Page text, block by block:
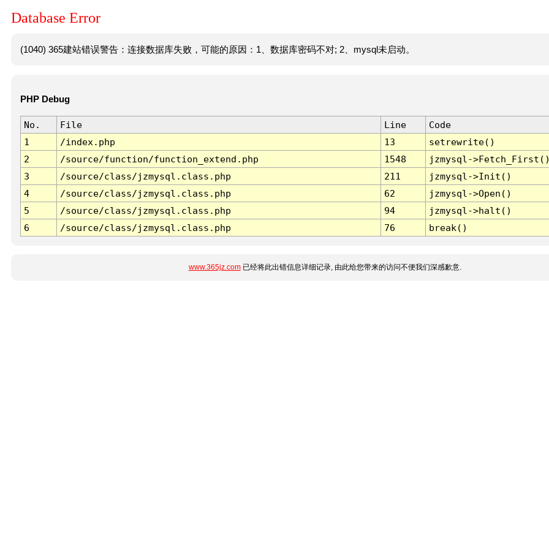
Database Error
(1040) 365建站错误警告：连接数据库失败，可能的原因：1、数据库密码不对; 2、mysql未启动。
PHP Debug
No. File Line
Code
1
/index.php 13
setrewrite()
2
/source/function/function_extend.php 1548
jzmysql-
3
/source/class/jzmysql.class.php 211
jzmysql->Init()
4
/source/class/jzmysql.class.php 62
jzmysql->Open()
5
/source/class/jzmysql.class.php 94
jzmysql->halt()
6
/source/class/jzmysql.class.php 76 break()
www.365jz.com已经将此出错信息详细记录, 由此给您带来的访问不便我们深感歉意.